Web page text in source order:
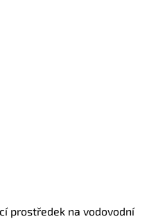
prostředek na vodovodní